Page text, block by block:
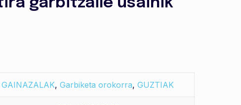
GAINAZALAK, Garbiketa orokorra, GUZTIAK